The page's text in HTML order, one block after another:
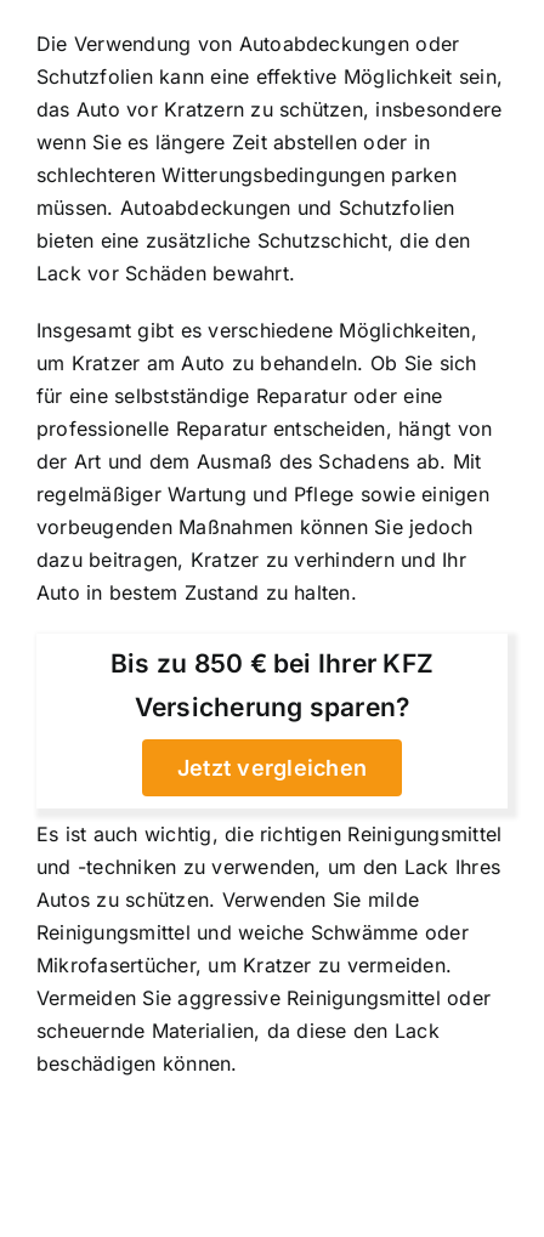
Die Verwendung von Autoabdeckungen oder
Schutzfolien kann eine effektive Möglichkeit sein,
das Auto vor Kratzern zu schützen, insbesondere
wenn Sie es längere Zeit abstellen oder in
schlechteren Witterungsbedingungen parken
müssen. Autoabdeckungen und Schutzfolien
bieten eine zusätzliche Schutzschicht, die den
Lack vor Schäden bewahrt.
Insgesamt gibt es verschiedene Möglichkeiten,
um Kratzer am Auto zu behandeln. Ob Sie sich
für eine selbstständige Reparatur oder eine
professionelle Reparatur entscheiden, hängt von
der Art und dem Ausmaß des Schadens ab. Mit
regelmäßiger Wartung und Pflege sowie einigen
vorbeugenden Maßnahmen können Sie jedoch
dazu beitragen, Kratzer zu verhindern und Ihr
Auto in bestem Zustand zu halten.
Bis zu 850 € bei Ihrer KFZ
Versicherung sparen?
Jetzt vergleichen
Es ist auch wichtig, die richtigen Reinigungsmittel
und -techniken zu verwenden, um den Lack Ihres
Autos zu schützen. Verwenden Sie milde
Reinigungsmittel und weiche Schwämme oder
Mikrofasertücher, um Kratzer zu vermeiden.
Vermeiden Sie aggressive Reinigungsmittel oder
scheuernde Materialien, da diese den Lack
beschädigen können.